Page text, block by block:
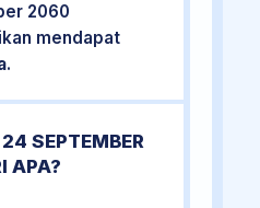
2060
mendapat
.
SEPTEMBER
APA?